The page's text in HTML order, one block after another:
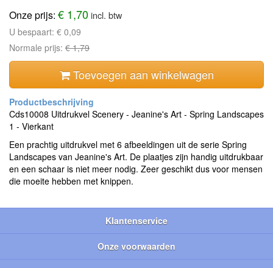
Onze prijs: € 1,70incl. btw
U bespaart: € 0,09
Normale prijs: € 1,79
Toevoegen aan winkelwagen
Cds10008 Uitdrukvel Scenery - Jeanine's Art - Spring Landscapes
1 - Vierkant
Een prachtig uitdrukvel met 6 afbeeldingen uit de serie Spring
Landscapes van Jeanine's Art. De plaatjes zijn handig uitdrukbaar
en een schaar is niet meer nodig. Zeer geschikt dus voor mensen
die moeite hebben met knippen.
Klantenservice
Onze voorwaarden